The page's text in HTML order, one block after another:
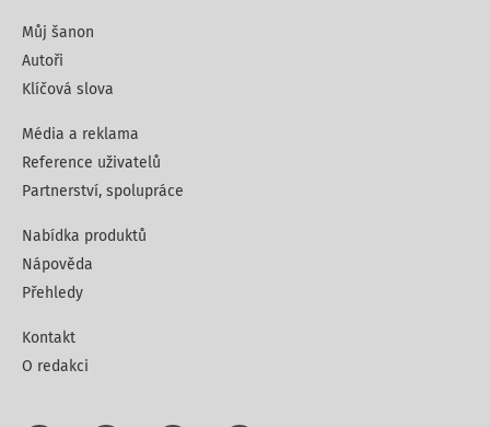
Můj šanon
Autoři
Klíčová slova
Média a reklama
Reference uživatelů
Partnerství, spolupráce
Nabídka produktů
Nápověda
Přehledy
Kontakt
O redakci